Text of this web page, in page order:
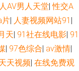
新A片网址 久草免费福
洲中文字幕 亚洲影院老
国产欧美日韩日逼 欧
AV男人天堂|性交A
片| 人妻视频网站91 |
天| 91社在线电影| 91
| 97色综合| av激情|
天视频| 在线免费观